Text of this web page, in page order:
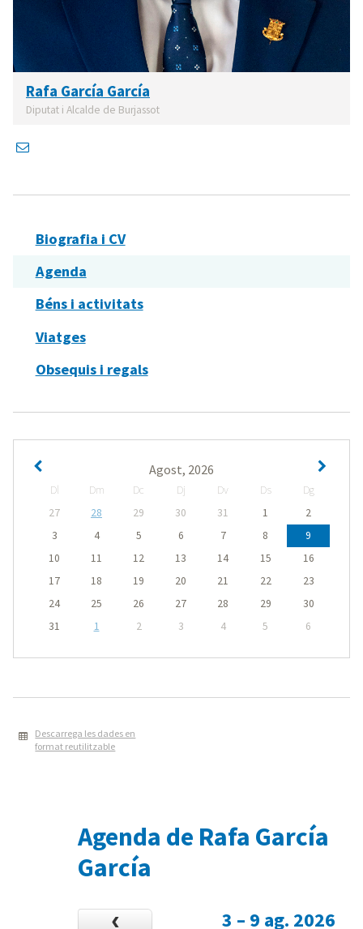
Rafa García García
Diputat i Alcalde de Burjassot
Biografia i CV
Agenda
Béns i activitats
Viatges
Obsequis i regals
Agost, 2026
Dl Dm Dc Dj Dv Ds
Dg
27
28 29 30 31 1
2
3
4 5 6 7 8
9
10
11 12 13 14 15
16
17
18 19 20 21 22
23
24
25 26 27 28 29
30
31
1 2 3 4 5 6
Descarrega les dades en
format reutilitzable
Agenda de Rafa García
García
3 – 9 ag. 2026